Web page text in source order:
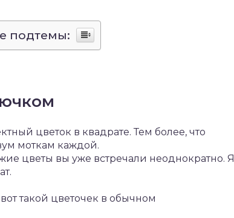
подтемы:
цветок в квадрате. Тем более, что
моткам каждой.
цветы вы уже встречали неоднократно. Я
такой цветочек в обычном